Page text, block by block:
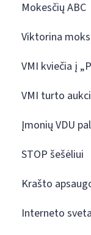
Mokesčių ABC
Viktorina
VMI kviečia į
VMI turto
Įmonių VDU
STOP šešėliui
Krašto
Interneto